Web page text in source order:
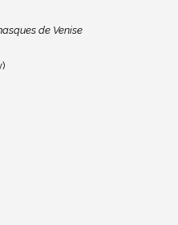
de Venise